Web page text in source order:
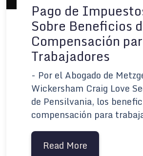
Pago de
Sobre Beneficios
Compensación
Trabajadores
- Por el Abogado de
Wickersham Craig Love
de Pensilvania, los
compensación para
Read More